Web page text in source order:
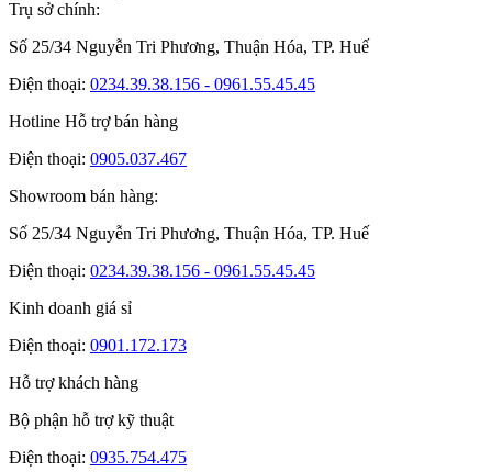
Trụ sở chính:
Số 25/34 Nguyễn Tri Phương, Thuận Hóa, TP. Huế
Điện thoại: 0234.39.38.156 - 0961.55.45.45
Hotline Hỗ trợ bán hàng
Điện thoại: 0905.037.467
Showroom bán hàng:
Số 25/34 Nguyễn Tri Phương, Thuận Hóa, TP. Huế
Điện thoại: 0234.39.38.156 - 0961.55.45.45
Kinh doanh giá sỉ
Điện thoại: 0901.172.173
Hỗ trợ khách hàng
Bộ phận hỗ trợ kỹ thuật
Điện thoại: 0935.754.475